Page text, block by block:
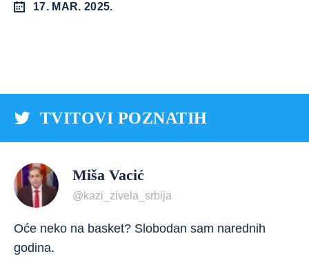
17. MAR. 2025.
TVITOVI POZNATIH
Miša Vacić
@kazi_zivela_srbija
Oće neko na basket? Slobodan sam narednih
godina.